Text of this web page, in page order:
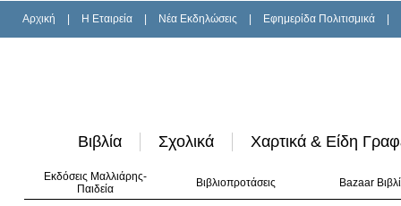
Αρχική H Εταιρεία Νέα Εκδηλώσεις Εφημερίδα Πολιτισμικά
Βιβλία Σχολικά Χαρτικά & Είδη
Εκδόσεις Μαλλιάρης-
Παιδεία
Βιβλιοπροτάσεις Bazaar